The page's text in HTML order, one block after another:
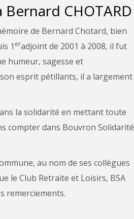
CHOTARD
de Bernard Chotard, bien
1 eradjoint de 2001 à 2008, il fut
humeur, sagesse et
esprit pétillants, il a largement
la solidarité en mettant toute
compter dans Bouvron Solidarité
au nom de ses collègues
le Club Retraite et Loisirs, BSA
remerciements.